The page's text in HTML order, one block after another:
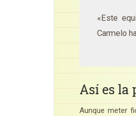
«Este
Carmelo
Así es la
Aunque meter